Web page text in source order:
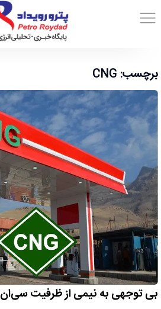
برچسب: CNG
بی توجهی به نیمی از ظرفیت